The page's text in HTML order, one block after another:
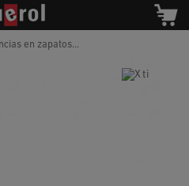
en zapatos...